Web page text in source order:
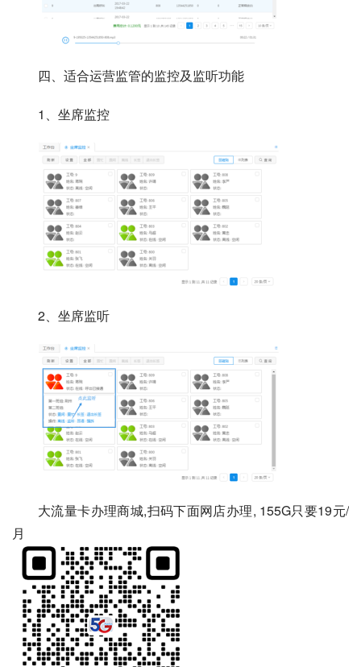
四、适合运营监管的监控及监听功能
1、坐席监控
2、坐席监听
大流量卡办理商城,扫码下面网店办理, 155G只要19元/
月